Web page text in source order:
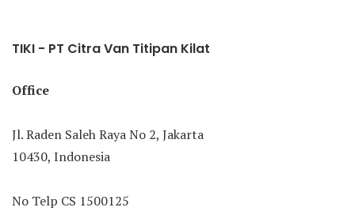
TIKI - PT Citra Van Titipan Kilat
Office
Jl. Raden Saleh Raya No 2, Jakarta
10430, Indonesia
No Telp CS 1500125